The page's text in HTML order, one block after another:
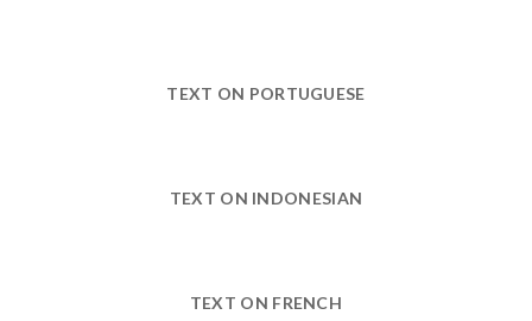
TEXT ON PORTUGUESE
TEXT ON INDONESIAN
TEXT ON FRENCH